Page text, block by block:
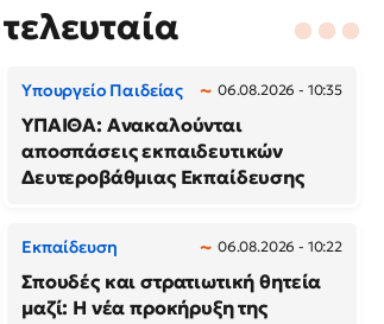
τελευταία
Υπουργείο Παιδείας 06.08.2026 - 10:35
ΥΠΑΙΘΑ: Ανακαλούνται
αποσπάσεις εκπαιδευτικών
Δευτεροβάθμιας Εκπαίδευσης
Εκπαίδευση 06.08.2026 - 10:22
Σπουδές και στρατιωτική θητεία
μαζί: Η νέα προκήρυξη της